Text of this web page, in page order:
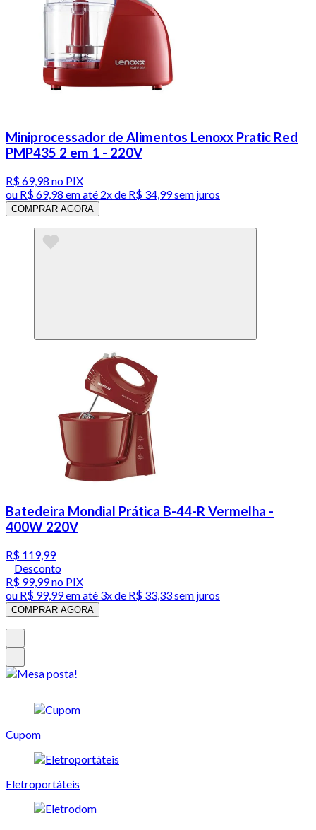
Miniprocessador de Alimentos Lenoxx Pratic Red
PMP435 2 em 1 - 220V
R$ 69,98 no PIX
ou R$ 69,98 em até 2x de R$ 34,99 sem juros
COMPRAR AGORA
Batedeira Mondial Prática B-44-R Vermelha -
400W 220V
R$ 119,99
Desconto
R$ 99,99no PIX
ou R$ 99,99em até 3x de R$ 33,33 sem juros
COMPRAR AGORA
Cupom
Eletroportáteis